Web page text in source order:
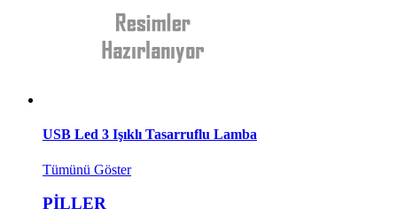
USB Led 3 Işıklı Tasarruflu Lamba
Tümünü Göster
PİLLER